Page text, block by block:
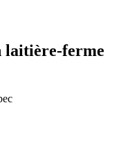
laitière-ferme